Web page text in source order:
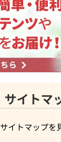
サイトマ
サイトマップを